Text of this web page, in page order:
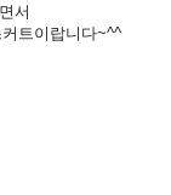
서
트이랍니다~^^